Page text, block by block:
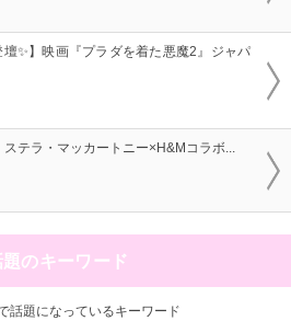
壇✨】映画『プラダを着た悪魔2』ジャパ
ステラ・マッカートニー×H&Mコラボ...
題のキーワード
話題になっているキーワード